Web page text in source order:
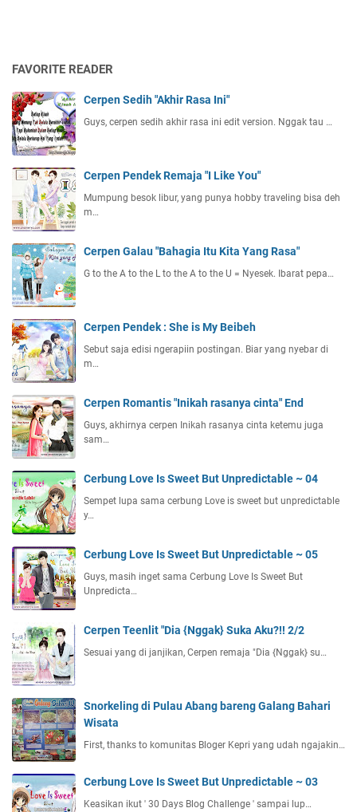
FAVORITE READER
Cerpen Sedih "Akhir Rasa Ini"
Guys, cerpen sedih akhir rasa ini edit version. Nggak tau …
Cerpen Pendek Remaja "I Like You"
Mumpung besok libur, yang punya hobby traveling bisa deh
m…
Cerpen Galau "Bahagia Itu Kita Yang Rasa"
G to the A to the L to the A to the U = Nyesek. Ibarat pepa…
Cerpen Pendek : She is My Beibeh
Sebut saja edisi ngerapiin postingan. Biar yang nyebar di
m…
Cerpen Romantis "Inikah rasanya cinta" End
Guys, akhirnya cerpen Inikah rasanya cinta ketemu juga
sam…
Cerbung Love Is Sweet But Unpredictable ~ 04
Sempet lupa sama cerbung Love is sweet but unpredictable
y…
Cerbung Love Is Sweet But Unpredictable ~ 05
Guys, masih inget sama Cerbung Love Is Sweet But
Unpredicta…
Cerpen Teenlit "Dia {Nggak} Suka Aku?!! 2/2
Sesuai yang di janjikan, Cerpen remaja "Dia {Nggak} su…
Snorkeling di Pulau Abang bareng Galang Bahari
Wisata
First, thanks to komunitas Bloger Kepri yang udah ngajakin…
Cerbung Love Is Sweet But Unpredictable ~ 03
Keasikan ikut ' 30 Days Blog Challenge ' sampai lup…